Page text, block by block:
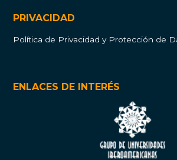
PRIVACIDAD
Política de Privacidad y Protección de
ENLACES DE INTERÉS